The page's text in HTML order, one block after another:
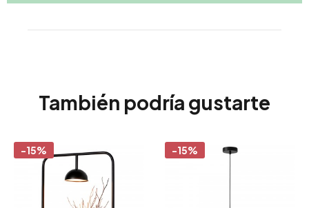
También podría gustarte
-15% -15%